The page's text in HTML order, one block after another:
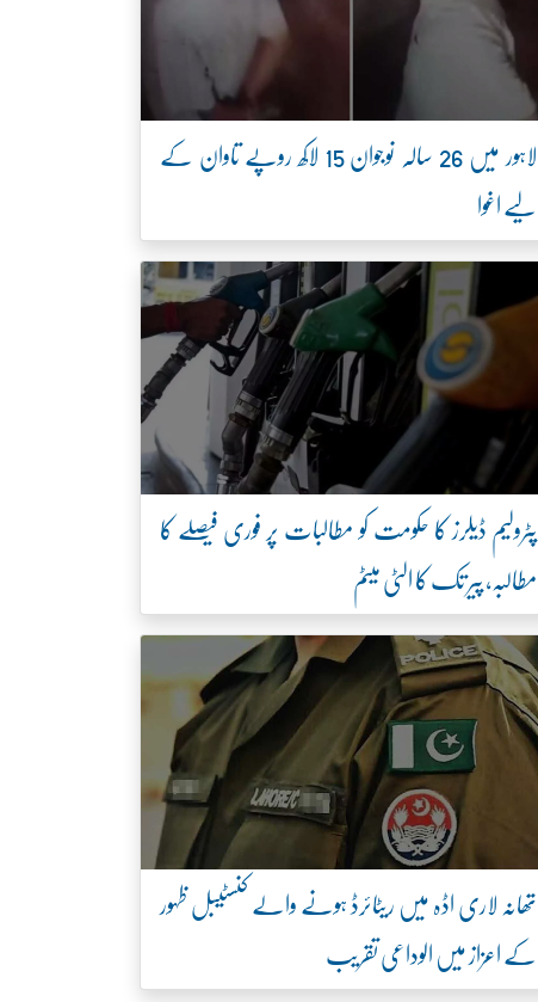
لاہور میں 26 سالہ نوجوان 15 لاکھ روپے تاوان کے
لیے اغوا
پٹرولیم ڈیلرز کا حکومت کو مطالبات پر فوری فیصلے کا
مطالبہ، پیر تک کا الٹی میٹم
تھانہ لاری اڈہ میں ریٹائرڈ ہونے والے کنسٹیبل ظہور
کے اعزاز میں الوداعی تقریب